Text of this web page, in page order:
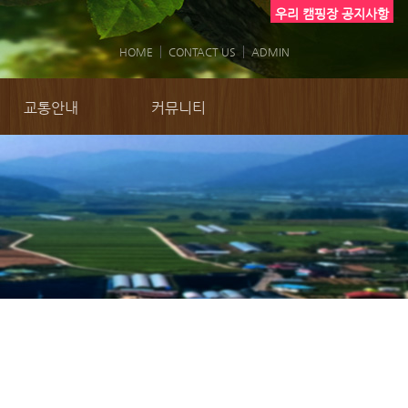
HOME CONTACT US ADMIN
교통안내 커뮤니티
우리 캠핑장 공지사항